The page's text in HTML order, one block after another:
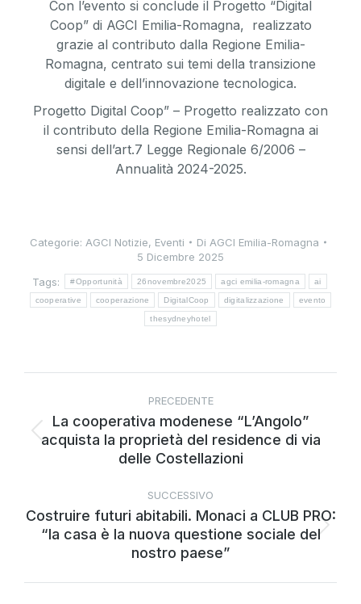
Con l’evento si conclude il Progetto “Digital
Coop” di AGCI Emilia-Romagna, realizzato
grazie al contributo dalla Regione Emilia-
Romagna, centrato sui temi della transizione
digitale e dell’innovazione tecnologica.
Progetto Digital Coop” – Progetto realizzato con
il contributo della Regione Emilia-Romagna ai
sensi dell’art.7 Legge Regionale 6/2006 –
Annualità 2024-2025.
Categorie: AGCI Notizie, Eventi Di AGCI Emilia-Romagna
5 Dicembre 2025
Tags:
#Opportunità 26novembre2025 agci emilia-romagna ai
cooperative cooperazione DigitalCoop digitalizzazione evento
thesydneyhotel
PRECEDENTE
La cooperativa modenese “L’Angolo”
acquista la proprietà del residence di via
delle Costellazioni
SUCCESSIVO
Costruire futuri abitabili. Monaci a CLUB PRO:
“la casa è la nuova questione sociale del
nostro paese”